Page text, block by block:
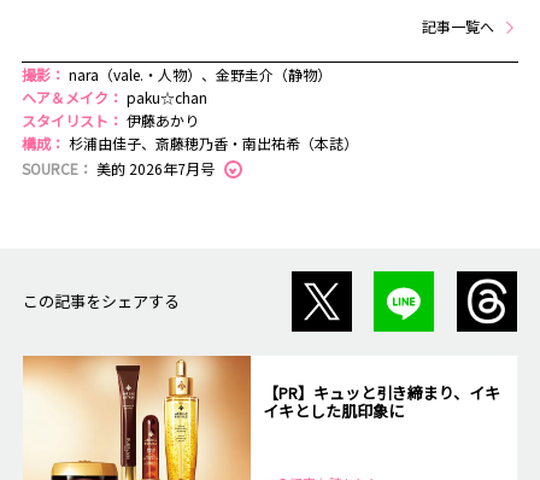
記事一覧へ
撮影： nara（vale.・人物）、金野圭介（静物）
ヘア＆メイク： paku☆chan
スタイリスト： 伊藤あかり
構成： 杉浦由佳子、斎藤穂乃香・南出祐希（本誌）
SOURCE： 美的 2026年7月号
この記事をシェアする
【PR】キュッと引き締まり、イキ
イキとした肌印象に